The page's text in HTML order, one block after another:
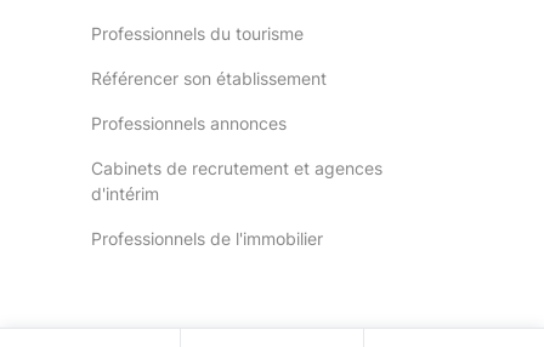
Professionnels du tourisme
Référencer son établissement
Professionnels annonces
Cabinets de recrutement et agences
d'intérim
Professionnels de l'immobilier